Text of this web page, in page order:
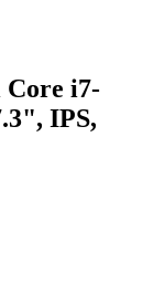
Core i7-
IPS,